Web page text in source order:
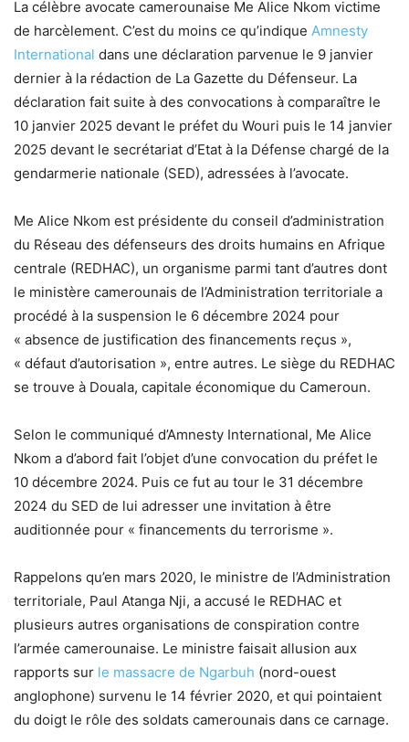
La célèbre avocate camerounaise Me Alice Nkom victime
de harcèlement. C’est du moins ce qu’indique Amnesty
International dans une déclaration parvenue le 9 janvier
dernier à la rédaction de La Gazette du Défenseur. La
déclaration fait suite à des convocations à comparaître le
10 janvier 2025 devant le préfet du Wouri puis le 14 janvier
2025 devant le secrétariat d’Etat à la Défense chargé de la
gendarmerie nationale (SED), adressées à l’avocate.
Me Alice Nkom est présidente du conseil d’administration
du Réseau des défenseurs des droits humains en Afrique
centrale (REDHAC), un organisme parmi tant d’autres dont
le ministère camerounais de l’Administration territoriale a
procédé à la suspension le 6 décembre 2024 pour
« absence de justification des financements reçus »,
« défaut d’autorisation », entre autres. Le siège du REDHAC
se trouve à Douala, capitale économique du Cameroun.
Selon le communiqué d’Amnesty International, Me Alice
Nkom a d’abord fait l’objet d’une convocation du préfet le
10 décembre 2024. Puis ce fut au tour le 31 décembre
2024 du SED de lui adresser une invitation à être
auditionnée pour « financements du terrorisme ».
Rappelons qu’en mars 2020, le ministre de l’Administration
territoriale, Paul Atanga Nji, a accusé le REDHAC et
plusieurs autres organisations de conspiration contre
l’armée camerounaise. Le ministre faisait allusion aux
rapports sur le massacre de Ngarbuh (nord-ouest
anglophone) survenu le 14 février 2020, et qui pointaient
du doigt le rôle des soldats camerounais dans ce carnage.